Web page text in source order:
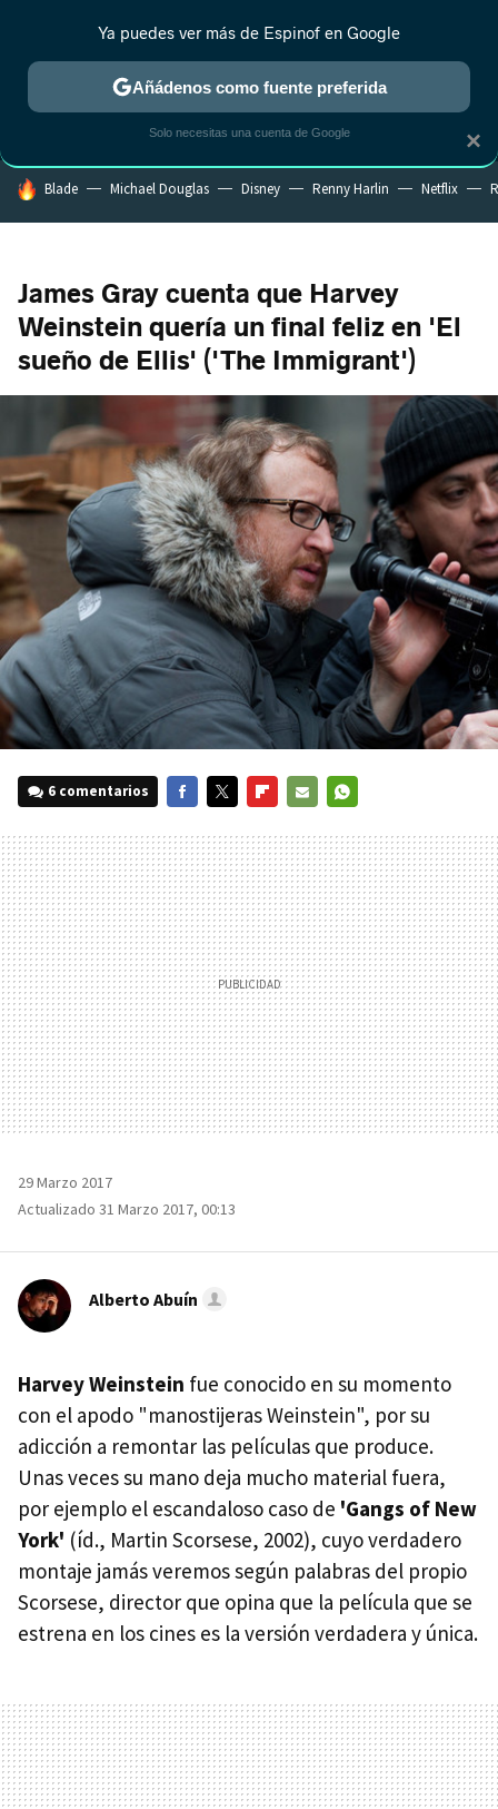
MENÚ NUEVO
ESTRENOS REALITY ANIME RANKINGS CINE
HOY SE HABLA DE
Blade Michael Douglas Disney Renny Harlin Netflix
James Gray cuenta que Harvey
Weinstein quería un final feliz en 'El
sueño de Ellis' ('The Immigrant')
6 comentarios
MAIL
29 Marzo 2017
Actualizado 31 Marzo 2017, 00:13
Alberto Abuín
Harvey Weinstein fue conocido en su momento
con el apodo "manostijeras Weinstein", por su
adicción a remontar las películas que produce.
Unas veces su mano deja mucho material fuera,
por ejemplo el escandaloso caso de 'Gangs of New
York' (íd., Martin Scorsese, 2002), cuyo verdadero
montaje jamás veremos según palabras del propio
Scorsese, director que opina que la película que se
estrena en los cines es la versión verdadera y única.
×
Ya puedes ver más de Espinof en Google
Añádenos como fuente preferida
Solo necesitas una cuenta de Google